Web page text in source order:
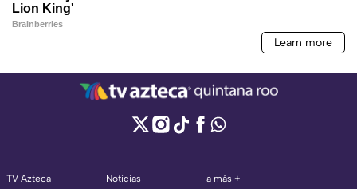
TV Azteca
Noticias
a más +